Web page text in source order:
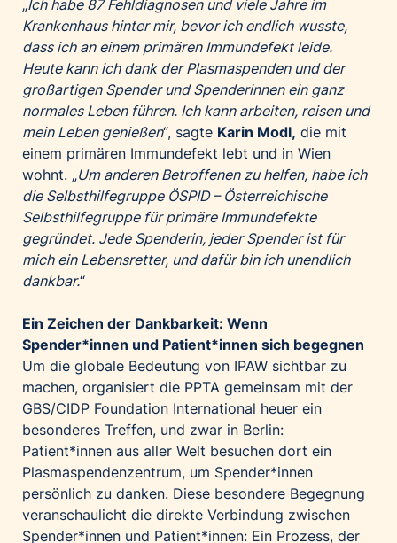
„Ich habe 87 Fehldiagnosen und viele Jahre im
Krankenhaus hinter mir, bevor ich endlich wusste,
dass ich an einem primären Immundefekt leide.
Heute kann ich dank der Plasmaspenden und der
großartigen Spender und Spenderinnen ein ganz
normales Leben führen. Ich kann arbeiten, reisen und
mein Leben genießen“, sagte Karin Modl, die mit
einem primären Immundefekt lebt und in Wien
wohnt. „Um anderen Betroffenen zu helfen, habe ich
die Selbsthilfegruppe ÖSPID – Österreichische
Selbsthilfegruppe für primäre Immundefekte
gegründet. Jede Spenderin, jeder Spender ist für
mich ein Lebensretter, und dafür bin ich unendlich
dankbar.“
Ein Zeichen der Dankbarkeit: Wenn
Spender*innen und Patient*innen sich begegnen
Um die globale Bedeutung von IPAW sichtbar zu
machen, organisiert die PPTA gemeinsam mit der
GBS/CIDP Foundation International heuer ein
besonderes Treffen, und zwar in Berlin:
Patient*innen aus aller Welt besuchen dort ein
Plasmaspendenzentrum, um Spender*innen
persönlich zu danken. Diese besondere Begegnung
veranschaulicht die direkte Verbindung zwischen
Spender*innen und Patient*innen: Ein Prozess, der